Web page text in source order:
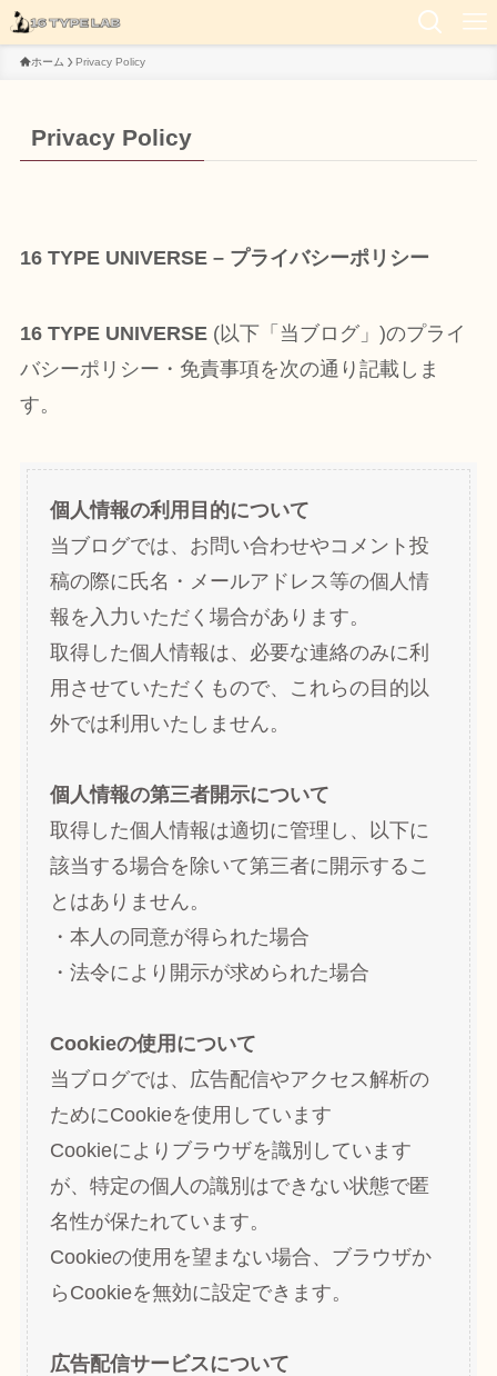
ホーム Privacy Policy
Privacy Policy
16 TYPE UNIVERSE – プライバシーポリシー
16 TYPE UNIVERSE(以下「当ブログ」)のプライ
バシーポリシー・免責事項を次の通り記載しま
す。
個人情報の利用目的について
当ブログでは、お問い合わせやコメント投
稿の際に氏名・メールアドレス等の個人情
報を入力いただく場合があります。
取得した個人情報は、必要な連絡のみに利
用させていただくもので、これらの目的以
外では利用いたしません。
個人情報の第三者開示について
取得した個人情報は適切に管理し、以下に
該当する場合を除いて第三者に開示するこ
とはありません。
・本人の同意が得られた場合
・法令により開示が求められた場合
Cookieの使用について
当ブログでは、広告配信やアクセス解析の
ためにCookieを使用しています
Cookieによりブラウザを識別しています
が、特定の個人の識別はできない状態で匿
名性が保たれています。
Cookieの使用を望まない場合、ブラウザか
らCookieを無効に設定できます。
広告配信サービスについて